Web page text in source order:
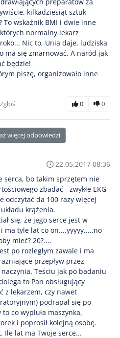
kilkadziesiąt sztuk
To wskaźnik BMI i dwie inne
normalny lekarz
Nic to, Unia daje, ludziska
ma się zmarnować. A naród jak
będzie!
piszę, organizowało inne
Zgłoś 0 0
więcej odpowiedzi
22.05.2017 08:36
serca, bo takim sprzętem nie
zbadać - zwykłe EKG
odczytać da 100 razy więcej
krążenia.
się, że jego serce jest w
ma tyle lat co on....yyyyy.....no
mieć? 20?....
po rozległym zawale i ma
przepływ przez
Teściu jak po badaniu
to Pan obsługujący
z lekarzem, czy nawet
podrapał się po
to co wypluła maszynka,
i poprosił kolejną osobę.
Ile lat ma Twoje serce...